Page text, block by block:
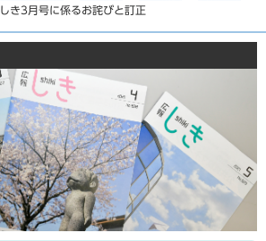
き3月号に係るお詫びと訂正